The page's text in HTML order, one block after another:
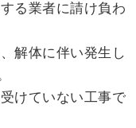
る業者に請け負わ
解体に伴い発生し
けていない工事で